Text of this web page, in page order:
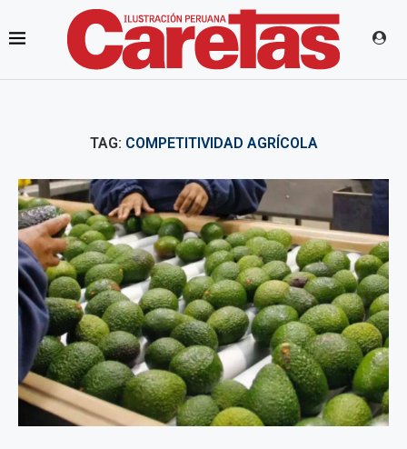
TAG: COMPETITIVIDAD AGRÍCOLA